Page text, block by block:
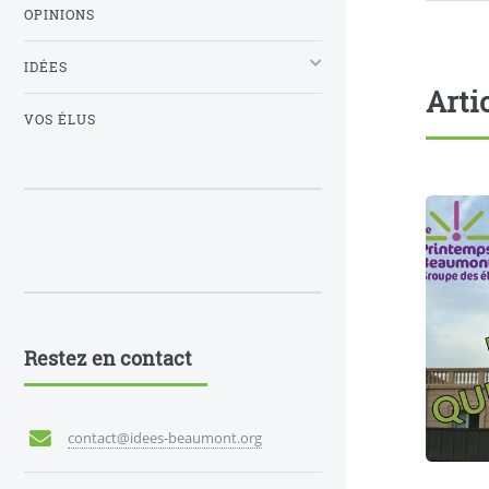
OPINIONS
IDÉES
VOS ÉLUS
Restez en contact
contact@idees-beaumont.org